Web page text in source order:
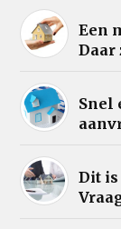
Een
Daar
Snel
Dit